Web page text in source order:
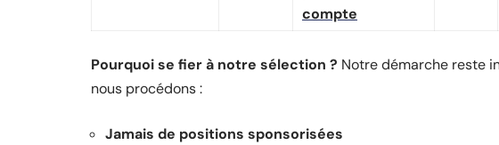
compte
Pourquoi se fier à notre sélection ? Notre démarche reste
nous procédons :
Jamais de positions sponsorisées